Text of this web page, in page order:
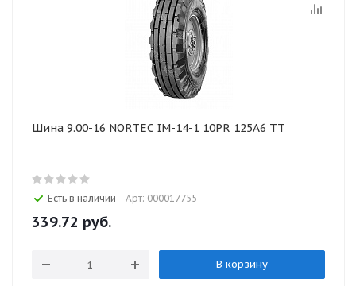
Шина 9.00-16 NORTEC IM-14-1 10PR 125A6 TT
Есть в наличии Арт: 000017755
339.72 руб.
В корзину